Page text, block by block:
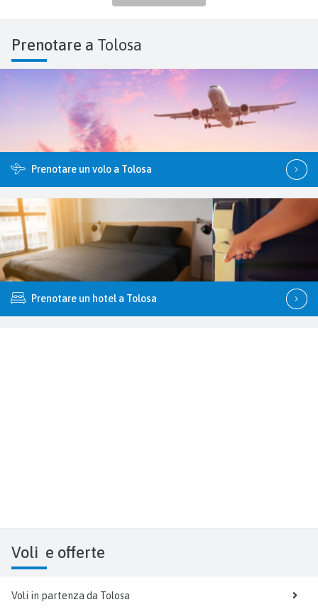
Prenotare a Tolosa
Prenotare un volo a Tolosa
Prenotare un hotel a Tolosa
Voli e offerte
Voli in partenza da Tolosa